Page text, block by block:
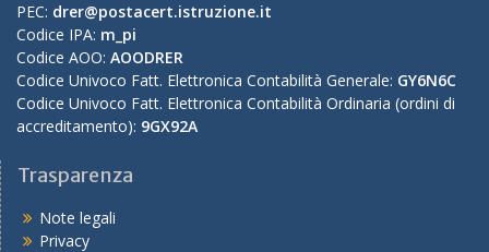
PEC: drer@postacert.istruzione.it
Codice IPA: m_pi
Codice AOO: AOODRER
Codice Univoco Fatt. Elettronica Contabilità Generale: GY6N6C
Codice Univoco Fatt. Elettronica Contabilità Ordinaria (ordini di
accreditamento): 9GX92A
Trasparenza
Note legali
Privacy